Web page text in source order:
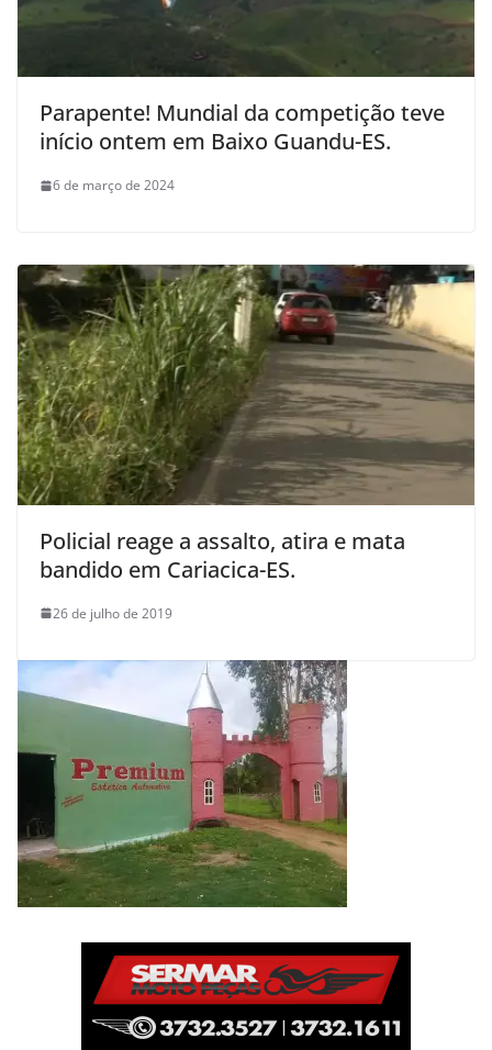
Parapente! Mundial da competição teve
início ontem em Baixo Guandu-ES.
6 de março de 2024
Policial reage a assalto, atira e mata
bandido em Cariacica-ES.
26 de julho de 2019